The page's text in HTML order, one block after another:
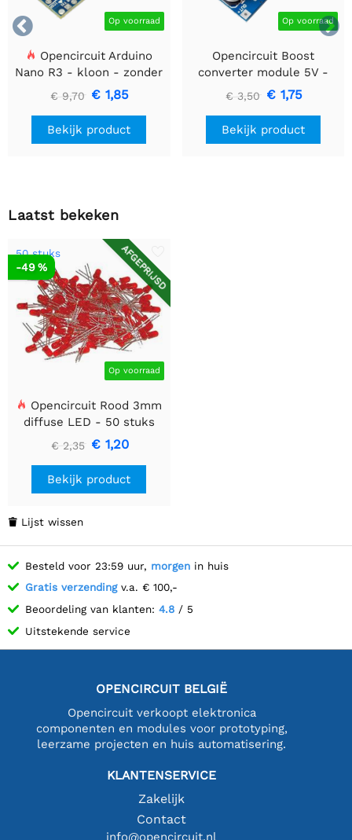

 Op voorraad
Opencircuit Arduino
Nano R3 - kloon - zonder
headers
€ 9,70 € 1,85
Bekijk product
Op voorraad
Opencircuit Boost
converter module 5V -
35V XL6009
€ 3,50 € 1,75
Bekijk product
Laatst bekeken
AFGEPRIJSD
50 stuks
Op voorraad
-49 %
Opencircuit Rood 3mm
diffuse LED - 50 stuks
€ 2,35 € 1,20
Bekijk product
 Lijst wissen
Besteld voor 23:59 uur, morgen in huis
Gratis verzendingv.a. € 100,-
Beoordeling van klanten: 4.8 / 5
Uitstekende service
OPENCIRCUIT BELGIË
Opencircuit verkoopt elektronica
componenten en modules voor prototyping,
leerzame projecten en huis automatisering.
KLANTENSERVICE
Zakelijk
Contact
info@opencircuit.nl